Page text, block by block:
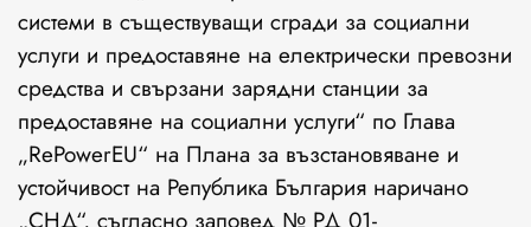
системи в съществуващи сгради за социални
услуги и предоставяне на електрически превозни
средства и свързани зарядни станции за
предоставяне на социални услуги“ по Глава
„RePowerEU“ на Плана за възстановяване и
устойчивост на Република България наричано
„СНД“, съгласно заповед № РД 01-